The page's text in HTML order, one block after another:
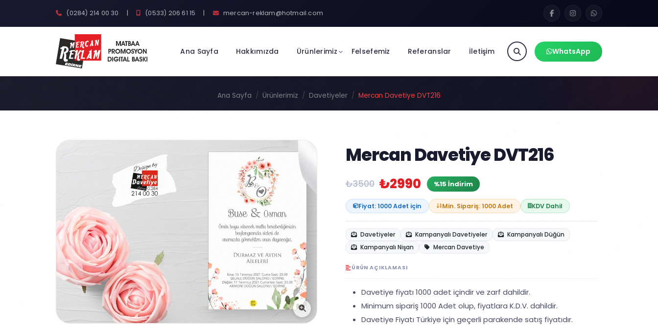
(0284) 214 00 30 | (0533) 206 61 15 | mercan-reklam@hotmail.com
Ana Sayfa Hakkımızda Ürünlerimiz Felsefemiz Referanslar İletişim WhatsApp
Ana Sayfa Ürünlerimiz Davetiyeler Mercan Davetiye DVT216
Mercan Davetiye DVT216
₺3500 ₺2990 %15 İndirim
Fiyat: 1000 Adet için Min. Sipariş: 1000 Adet KDV Dahil
Davetiyeler Kampanyalı Davetiyeler
Kampanyalı Düğün
Kampanyalı Nişan
Mercan Davetiye
ÜRÜN AÇIKLAMASI
Davetiye fiyatı 1000 adet içindir ve zarf dahildir.
Minimum sipariş 1000 Adet olup, fiyatlara K.D.V. dahildir.
Davetiye Fiyatı Türkiye için geçerli parakende satış fiyatıdır.